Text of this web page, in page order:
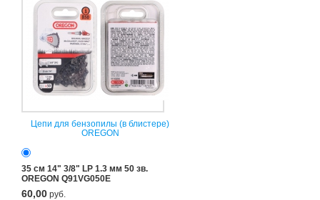
Цепи для бензопилы (в блистере)
OREGON
35 см 14" 3/8" LP 1.3 мм 50 зв.
OREGON Q91VG050E
60,00 руб.